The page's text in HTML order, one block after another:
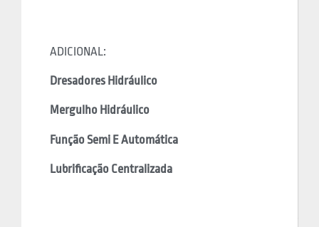
ADICIONAL:
Dresadores Hidráulico
Mergulho Hidráulico
Função Semi E Automática
Lubrificação Centralizada